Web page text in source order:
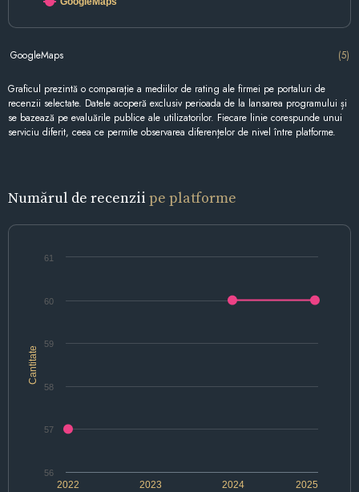
GoogleMaps (5)
Graficul prezintă o comparație a mediilor de rating ale firmei pe portaluri de
recenzii selectate. Datele acoperă exclusiv perioada de la lansarea programului și
se bazează pe evaluările publice ale utilizatorilor. Fiecare linie corespunde unui
serviciu diferit, ceea ce permite observarea diferențelor de nivel între platforme.
Numărul de recenzii pe platforme
Cantitate
2022 2024
2023 2025
56
57
58
59
60
61